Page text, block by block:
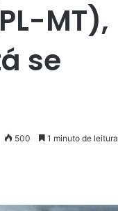
MT),
se
500 1 minuto de leitura